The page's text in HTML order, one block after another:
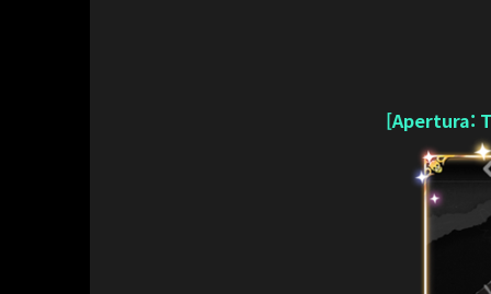
[Apertura: